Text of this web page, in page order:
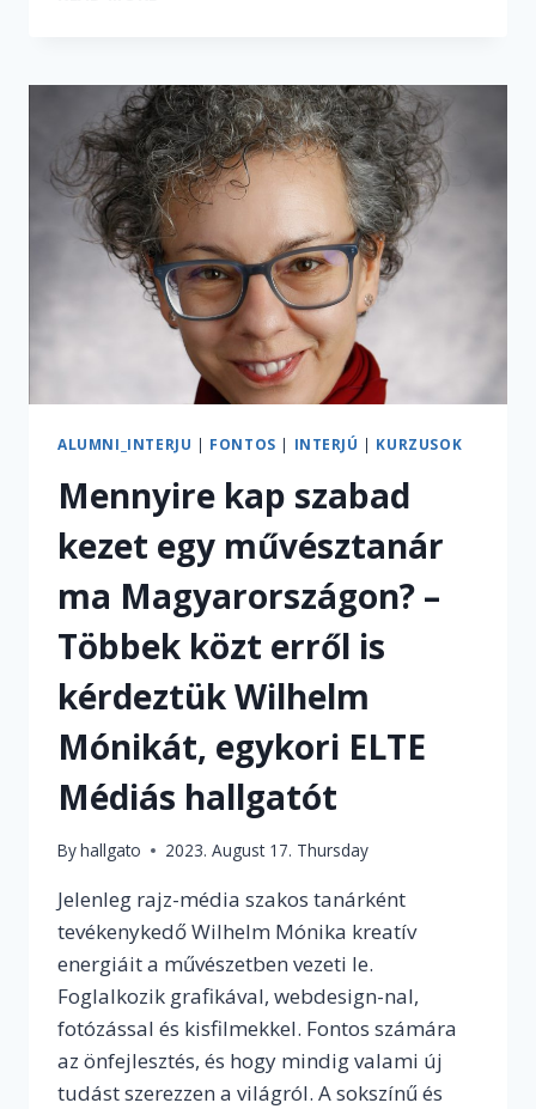
MŰVÉSZ
ÉRINTÉSÉVEL,
HOGY
NAGYON
KRITIKÁTLANUL
BESZÉLNEK
RÓLA
AZ
EMBEREK”
–
INTERJÚ
SZIGETHY
GABRIELLÁVAL
ALUMNI_INTERJU | FONTOS | INTERJÚ | KURZUSOK
Mennyire kap szabad
kezet egy művésztanár
ma Magyarországon? –
Többek közt erről is
kérdeztük Wilhelm
Mónikát, egykori ELTE
Médiás hallgatót
Byhallgato 2023. August 17. Thursday
Jelenleg rajz-média szakos tanárként
tevékenykedő Wilhelm Mónika kreatív
energiáit a művészetben vezeti le.
Foglalkozik grafikával, webdesign-nal,
fotózással és kisfilmekkel. Fontos számára
az önfejlesztés, és hogy mindig valami új
tudást szerezzen a világról. A sokszínű és